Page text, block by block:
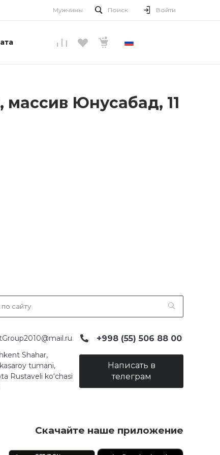
Мужчины Поиск Войти
Юнусабад, 11
+998 (55) 506 88 00
Shahar,
tumani,
Rustaveli ko‘chasi
Написать в
телеграм
Скачайте наше приложение